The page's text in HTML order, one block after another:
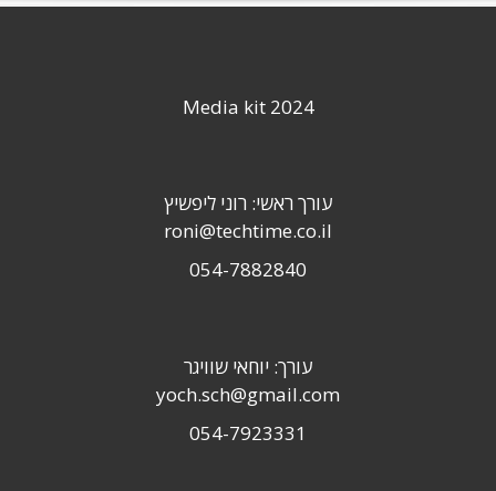
Media kit 2024
עורך ראשי: רוני ליפשיץ
roni@techtime.co.il
054-7882840
עורך: יוחאי שוויגר
yoch.sch@gmail.com
054-7923331